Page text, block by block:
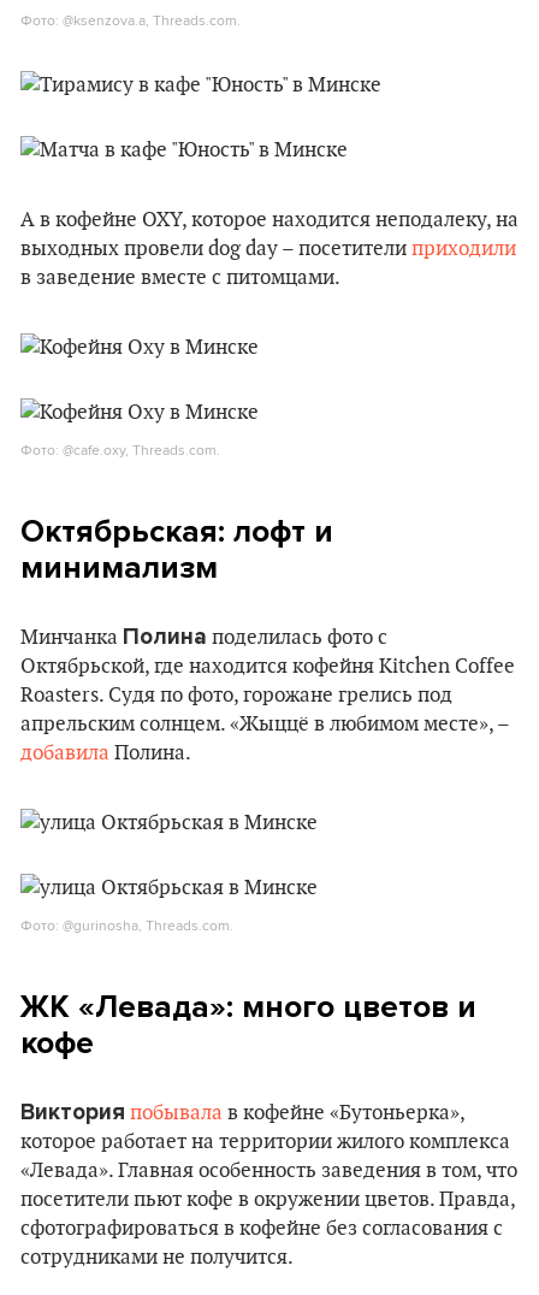
Фото: @ksenzova.a, Threads.com.
А в кофейне OXY, которое находится неподалеку, на
выходных провели dog day – посетители приходили
в заведение вместе с питомцами.
Фото: @cafe.oxy, Threads.com.
Октябрьская: лофт и
минимализм
Минчанка Полина поделилась фото с
Октябрьской, где находится кофейня Kitchen Coffee
Roasters. Судя по фото, горожане грелись под
апрельским солнцем. «Жыццё в любимом месте», –
добавила Полина.
Фото: @gurinosha, Threads.com.
ЖК «Левада»: много цветов и
кофе
Виктория побывала в кофейне «Бутоньерка»,
которое работает на территории жилого комплекса
«Левада». Главная особенность заведения в том, что
посетители пьют кофе в окружении цветов. Правда,
сфотографироваться в кофейне без согласования с
сотрудниками не получится.